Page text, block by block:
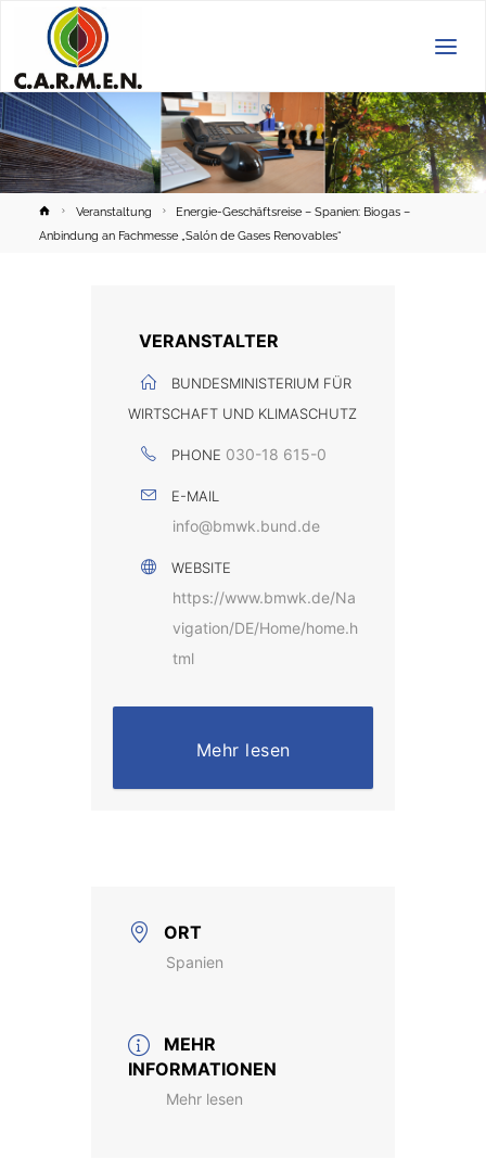
HomeVeranstaltung
Energie-Geschäftsreise – Spanien: Biogas –
Anbindung an Fachmesse „Salón de Gases Renovables“
VERANSTALTER
BUNDESMINISTERIUM FÜR
WIRTSCHAFT UND KLIMASCHUTZ
PHONE 030-18 615-0
E-MAIL
info@bmwk.bund.de
WEBSITE
https://www.bmwk.de/Na
vigation/DE/Home/home.h
tml
Mehr lesen
ORT
Spanien
MEHR
INFORMATIONEN
Mehr lesen